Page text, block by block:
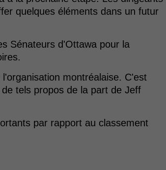
quelques éléments dans un futur
Sénateurs d'Ottawa pour la
montréalaise. C'est
tels propos de la part de Jeff
par rapport au classement